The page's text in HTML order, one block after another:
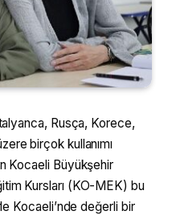
Rusça, Korece,
birçok kullanımı
Kocaeli Büyükşehir
Kursları (KO-MEK) bu
Kocaeli’nde değerli bir